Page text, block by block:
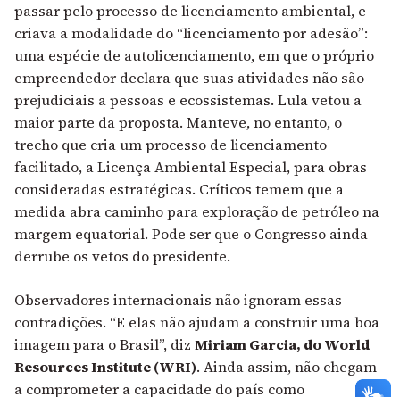
passar pelo processo de licenciamento ambiental, e
criava a modalidade do “licenciamento por adesão”:
uma espécie de autolicenciamento, em que o próprio
empreendedor declara que suas atividades não são
prejudiciais a pessoas e ecossistemas. Lula vetou a
maior parte da proposta. Manteve, no entanto, o
trecho que cria um processo de licenciamento
facilitado, a Licença Ambiental Especial, para obras
consideradas estratégicas. Críticos temem que a
medida abra caminho para exploração de petróleo na
margem equatorial. Pode ser que o Congresso ainda
derrube os vetos do presidente.
Observadores internacionais não ignoram essas
contradições. “E elas não ajudam a construir uma boa
imagem para o Brasil”, diz Miriam Garcia, do World
Resources Institute (WRI). Ainda assim, não chegam
a comprometer a capacidade do país como